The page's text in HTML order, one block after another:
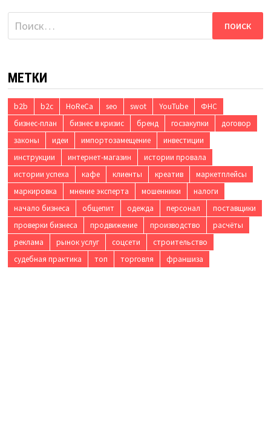
Найти:
МЕТКИ
b2b b2c HoReCa seo swot YouTube
ФНС
бизнес-план
бизнес в кризис бренд госзакупки
договор
законы
идеи импортозамещение
инвестиции
инструкции
интернет-магазин
истории провала
истории успеха
кафе клиенты креатив
маркетплейсы
маркировка
мнение эксперта мошенники
налоги
начало бизнеса
общепит одежда персонал
поставщики
проверки бизнеса
продвижение производство
расчёты
реклама
рынок услуг соцсети
строительство
судебная практика
топ торговля франшиза